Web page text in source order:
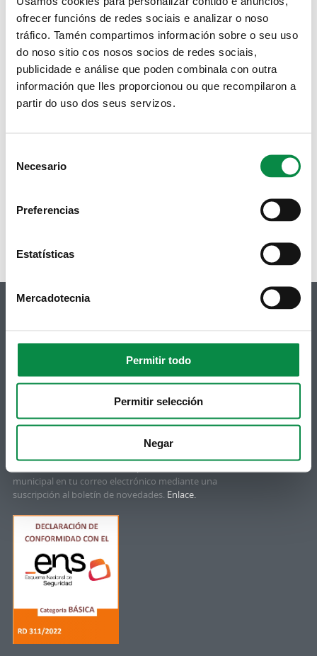
ofrecer funcións de redes sociais e analizar o noso
tráfico. Tamén compartimos información sobre o seu uso
do noso sitio cos nosos socios de redes sociais,
publicidade e análise que poden combinala con outra
información que lles proporcionou ou que recompilaron a
partir do uso dos seus servizos.
Selection
Necesario
Preferencias
Estatísticas
Mercadotecnia
Permitir todo
Permitir selección
Negar
Praza do Concello, 2 |15220
Bertamiráns (Ames)
Telf 981 883 002 | Fax 981 883 925
municipal en tu correo electrónico mediante una
suscripción al boletín de novedades. Enlace.